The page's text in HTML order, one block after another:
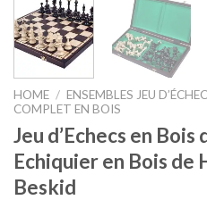
HOME / ENSEMBLES JEU
COMPLET EN BOIS
Jeu d’Echecs en
Echiquier en Bois de
Beskid